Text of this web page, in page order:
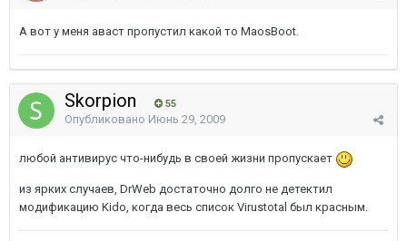
А вот у меня аваст пропустил какой то MaosBoot.
Skorpion 55
Опубликовано Июнь 29, 2009
любой антивирус что-нибудь в своей жизни пропускает
из ярких случаев, DrWeb достаточно долго не детектил
модификацию Kido, когда весь список Virustotal был красным.